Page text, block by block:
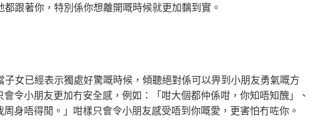
跟著你，特別係你想離開嘅時候就更加黐到實。
子女已經表示獨處好驚嘅時候，傾聽絕對係可以畀到小朋友勇氣嘅方
令小朋友更加冇安全感，例如：「咁大個都仲係咁，你知唔知醜」、
周身唔得閒。」咁樣只會令小朋友感受唔到你嘅愛，更害怕冇咗你。